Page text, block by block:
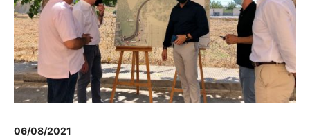
06/08/2021